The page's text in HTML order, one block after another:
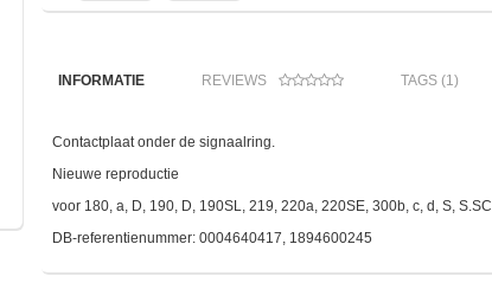
INFORMATIE REVIEWS TAGS (1)
Contactplaat onder de signaalring.
Nieuwe reproductie
voor 180, a, D, 190, D, 190SL, 219, 220a, 220SE, 300b, c, d, S, S.SC
DB-referentienummer: 0004640417, 1894600245